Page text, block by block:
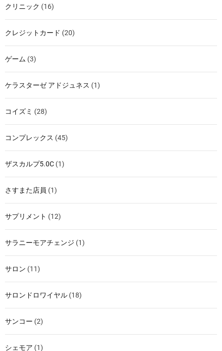
クリニック (16)
クレジットカード (20)
ゲーム (3)
ケラスターゼ アドジュネス (1)
コイズミ (28)
コンプレックス (45)
ザスカルプ5.0C (1)
さすまた店員 (1)
サプリメント (12)
サラニーモアチェンジ (1)
サロン (11)
サロンドロワイヤル (18)
サンコー (2)
シェモア (1)